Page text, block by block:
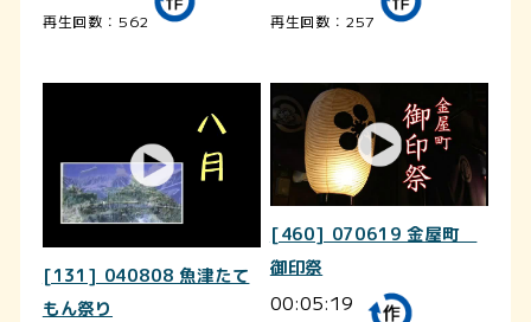
再生回数：562 再生回数：257
[131] 040808 魚津たて
もん祭り
[460] 070619 金屋町
御印祭
00:05:19